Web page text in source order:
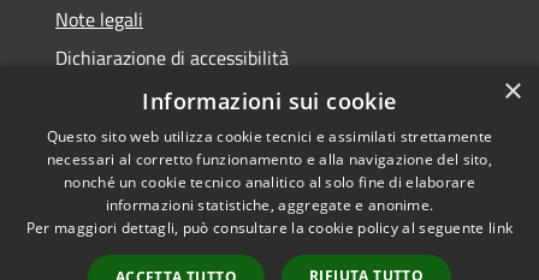
Note legali
Dichiarazione di accessibilità
Informative Privacy
RSS
Accessibilità
Copyright © 2026 • Comune di
×
Informazioni sui cookie
Questo sito web utilizza cookie tecnici e assimilati strettamente
necessari al corretto funzionamento e alla navigazione del sito,
nonché un cookie tecnico analitico al solo fine di elaborare
informazioni statistiche, aggregate e anonime.
Per maggiori dettagli, può consultare la cookie policy al seguente link
RIFIUTA TUTTO